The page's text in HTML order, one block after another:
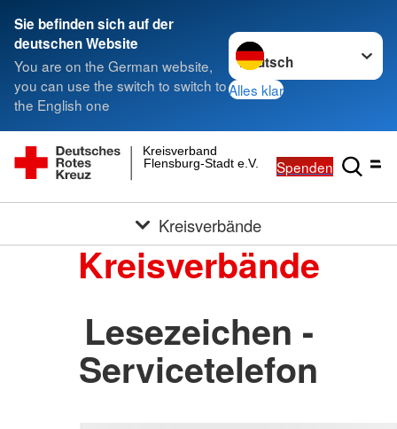
Sie befinden sich auf der
deutschen Website
You are on the German website,
you can use the switch to switch to
the English one
Sprache wechseln zu
Alles klar
Flensburg-Stadt e.V.
Kreisverband
Spenden
Kreisverbände
Kreisverbände
Lesezeichen -
Servicetelefon